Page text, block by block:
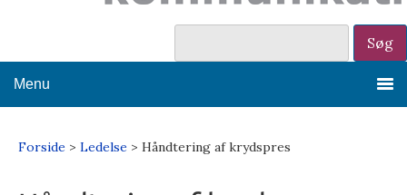
Menu
Forside > Ledelse > Håndtering af krydspres